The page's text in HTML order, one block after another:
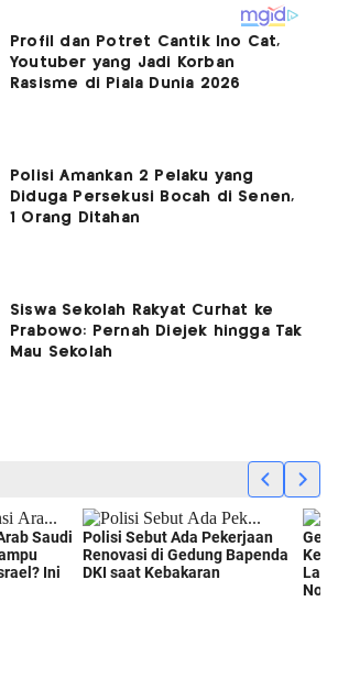
Profil dan Potret Cantik Ino Cat,
Youtuber yang Jadi Korban
Rasisme di Piala Dunia 2026
Polisi Amankan 2 Pelaku yang
Diduga Persekusi Bocah di Senen,
1 Orang Ditahan
Siswa Sekolah Rakyat Curhat ke
Prabowo: Pernah Diejek hingga Tak
Mau Sekolah